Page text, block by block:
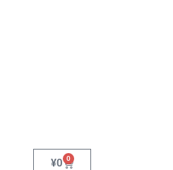
¥0 0
Cart